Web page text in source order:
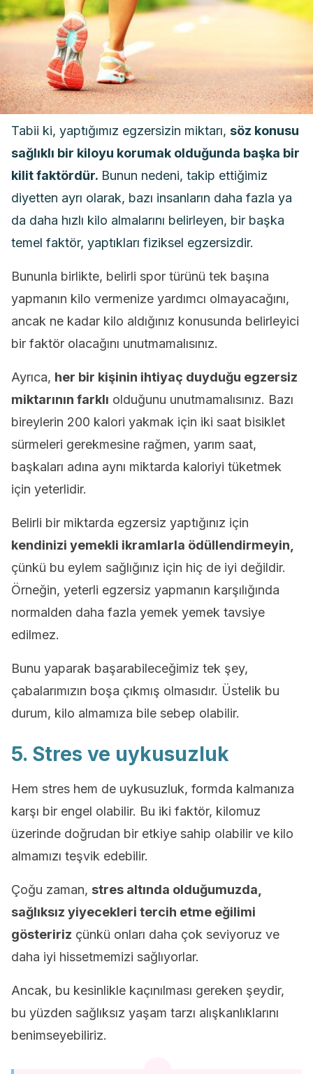
Tabii ki, yaptığımız egzersizin miktarı, söz konusu
sağlıklı bir kiloyu korumak olduğunda başka bir
kilit faktördür. Bunun nedeni, takip ettiğimiz
diyetten ayrı olarak, bazı insanların daha fazla ya
da daha hızlı kilo almalarını belirleyen, bir başka
temel faktör, yaptıkları fiziksel egzersizdir.
Bununla birlikte, belirli spor türünü tek başına
yapmanın kilo vermenize yardımcı olmayacağını,
ancak ne kadar kilo aldığınız konusunda belirleyici
bir faktör olacağını unutmamalısınız.
Ayrıca, her bir kişinin ihtiyaç duyduğu egzersiz
miktarının farklı olduğunu unutmamalısınız. Bazı
bireylerin 200 kalori yakmak için iki saat bisiklet
sürmeleri gerekmesine rağmen, yarım saat,
başkaları adına aynı miktarda kaloriyi tüketmek
için yeterlidir.
Belirli bir miktarda egzersiz yaptığınız için
kendinizi yemekli ikramlarla ödüllendirmeyin,
çünkü bu eylem sağlığınız için hiç de iyi değildir.
Örneğin, yeterli egzersiz yapmanın karşılığında
normalden daha fazla yemek yemek tavsiye
edilmez.
Bunu yaparak başarabileceğimiz tek şey,
çabalarımızın boşa çıkmış olmasıdır. Üstelik bu
durum, kilo almamıza bile sebep olabilir.
5. Stres ve uykusuzluk
Hem stres hem de uykusuzluk, formda kalmanıza
karşı bir engel olabilir. Bu iki faktör, kilomuz
üzerinde doğrudan bir etkiye sahip olabilir ve kilo
almamızı teşvik edebilir.
Çoğu zaman, stres altında olduğumuzda,
sağlıksız yiyecekleri tercih etme eğilimi
gösteririz çünkü onları daha çok seviyoruz ve
daha iyi hissetmemizi sağlıyorlar.
Ancak, bu kesinlikle kaçınılması gereken şeydir,
bu yüzden sağlıksız yaşam tarzı alışkanlıklarını
benimseyebiliriz.